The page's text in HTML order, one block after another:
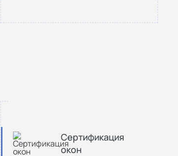
Сертификация
окон